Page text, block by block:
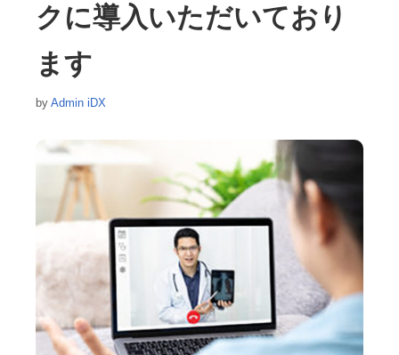
クに導入いただいており
ます
by Admin iDX